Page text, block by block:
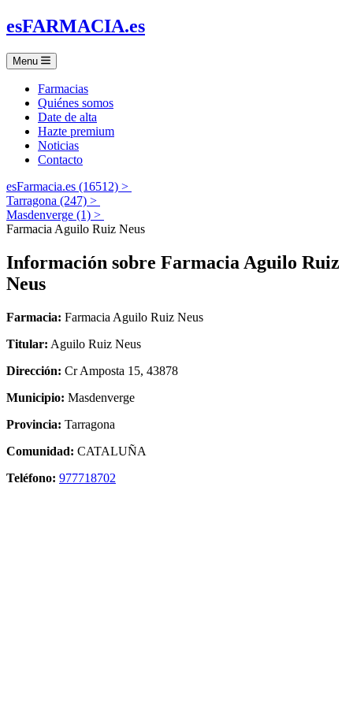
esFARMACIA.es
Menu
Farmacias
Quiénes somos
Date de alta
Hazte premium
Noticias
Contacto
esFarmacia.es (16512) >
Tarragona (247) >
Masdenverge (1) >
Farmacia Aguilo Ruiz Neus
Información sobre Farmacia Aguilo Ruiz
Neus
Farmacia: Farmacia Aguilo Ruiz Neus
Titular: Aguilo Ruiz Neus
Dirección: Cr Amposta 15, 43878
Municipio: Masdenverge
Provincia: Tarragona
Comunidad: CATALUÑA
Teléfono: 977718702